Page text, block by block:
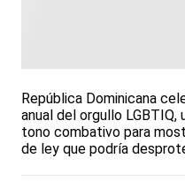
República Dominicana
anual del orgullo
tono combativo para
de ley que podría